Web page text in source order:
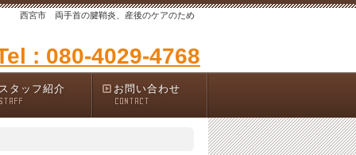
西宮市 両手首の腱鞘炎、産後のケアのため
: 080-4029-4768
タッフ紹介 お問い合わせ
CONTACT